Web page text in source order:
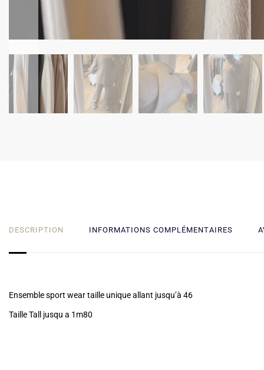
DESCRIPTION INFORMATIONS COMPLÉMENTAIRES
Ensemble sport wear taille unique allant jusqu’à 46
Taille Tall jusqu a 1m80